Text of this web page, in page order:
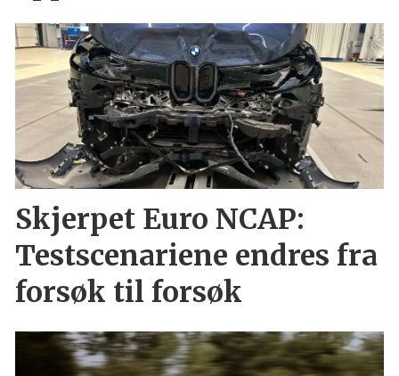
Skjerpet Euro NCAP:
Testscenariene endres fra
forsøk til forsøk